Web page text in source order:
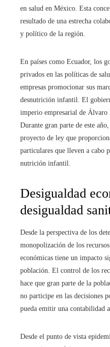
en salud en México. Esta
resultado de una estrecha
y político de la región.
En países como Ecuador, los
privados en las políticas de
empresas promocionar sus
desnutrición infantil. El
imperio empresarial de Álvaro
Durante gran parte de este
proyecto de ley que
particulares que lleven a cabo
nutrición infantil.
Desigualdad
desigualdad
Desde la perspectiva de los
monopolización de los
económicas tiene un impacto
población. El control de los
hace que gran parte de la
no participe en las decisiones
pueda emitir una contabilidad
Desde el punto de vista